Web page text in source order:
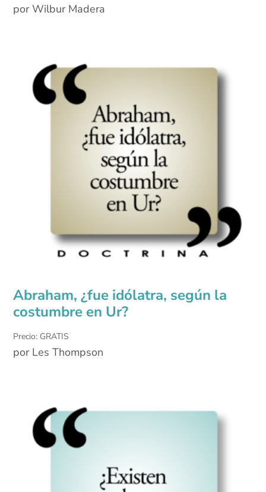
por Wilbur Madera
Abraham, ¿fue idólatra, según la
costumbre en Ur?
Precio: GRATIS
por Les Thompson